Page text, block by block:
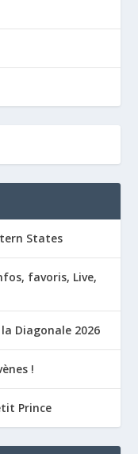
States
favoris, Live,
Diagonale 2026
!
Prince